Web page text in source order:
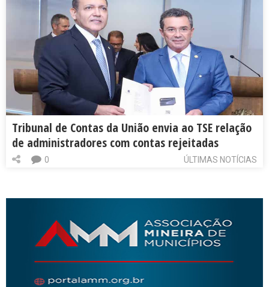
Tribunal de Contas da União envia ao TSE relação
de administradores com contas rejeitadas
ÚLTIMAS NOTÍCIAS
0